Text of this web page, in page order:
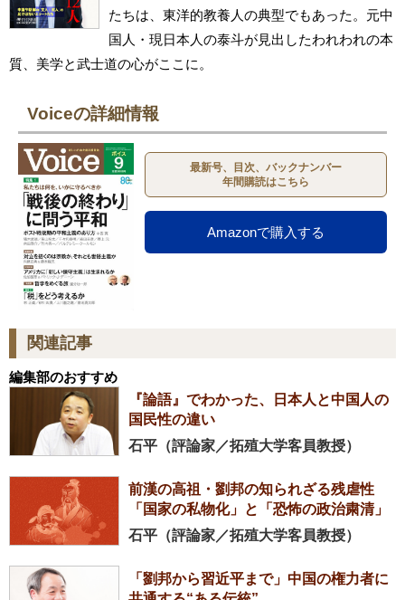
たちは、東洋的教養人の典型でもあった。元中
国人・現日本人の泰斗が見出したわれわれの本
質、美学と武士道の心がここに。
Voiceの詳細情報
最新号、目次、バックナンバー
年間購読はこちら
Amazonで購入する
関連記事
編集部のおすすめ
『論語』でわかった、日本人と中国人の
国民性の違い
石平（評論家／拓殖大学客員教授）
前漢の高祖・劉邦の知られざる残虐性
「国家の私物化」と「恐怖の政治粛清」
石平（評論家／拓殖大学客員教授）
「劉邦から習近平まで」中国の権力者に